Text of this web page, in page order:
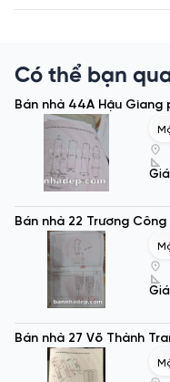
Có thể bạn
Bán nhà 44A Hậu Giang
Bán nhà 22 Trương
Bán nhà 27 Võ Thành